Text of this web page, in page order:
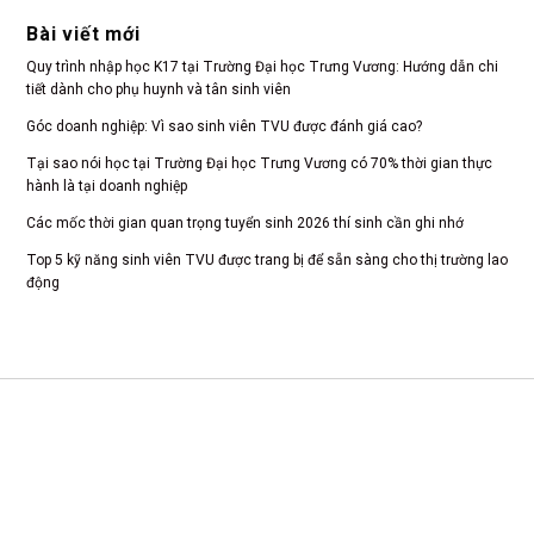
Bài viết mới
Quy trình nhập học K17 tại Trường Đại học Trưng Vương: Hướng dẫn chi
tiết dành cho phụ huynh và tân sinh viên
Góc doanh nghiệp: Vì sao sinh viên TVU được đánh giá cao?
Tại sao nói học tại Trường Đại học Trưng Vương có 70% thời gian thực
hành là tại doanh nghiệp
Các mốc thời gian quan trọng tuyển sinh 2026 thí sinh cần ghi nhớ
Top 5 kỹ năng sinh viên TVU được trang bị để sẵn sàng cho thị trường lao
động